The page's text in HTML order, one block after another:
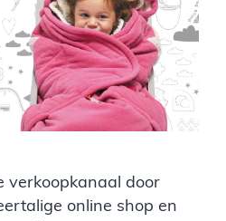
verkoopkanaal door
online shop en